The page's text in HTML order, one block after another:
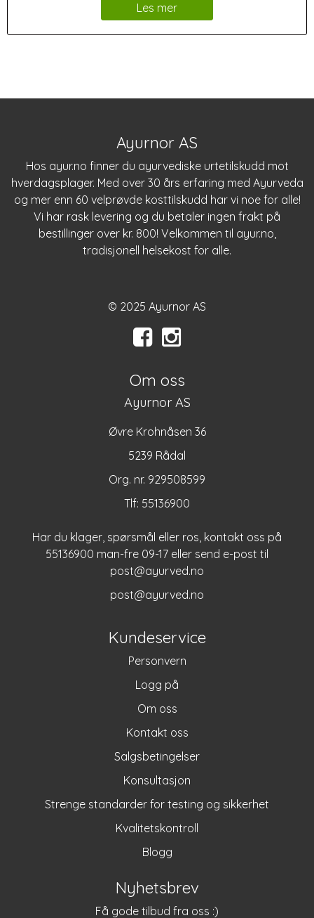
Les mer
Ayurnor AS
Hos ayur.no finner du ayurvediske urtetilskudd mot
hverdagsplager. Med over 30 års erfaring med Ayurveda
og mer enn 60 velprøvde kosttilskudd har vi noe for alle!
Vi har rask levering og du betaler ingen frakt på
bestillinger over kr. 800! Velkommen til ayur.no,
tradisjonell helsekost for alle.
© 2025 Ayurnor AS
Om oss
Ayurnor AS
Øvre Krohnåsen 36
5239 Rådal
Org. nr. 929508599
Tlf: 55136900
Har du klager, spørsmål eller ros, kontakt oss på
55136900 man-fre 09-17 eller send e-post til
post@ayurved.no
post@ayurved.no
Kundeservice
Personvern
Logg på
Om oss
Kontakt oss
Salgsbetingelser
Konsultasjon
Strenge standarder for testing og sikkerhet
Kvalitetskontroll
Blogg
Nyhetsbrev
Få gode tilbud fra oss :)